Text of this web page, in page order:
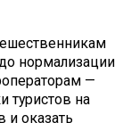
нормализации
—
туристов на
и оказать